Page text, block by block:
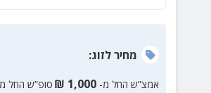
מחירלזוג:
אמצ”ש החל מ- 1,000
₪ סופ”ש החל